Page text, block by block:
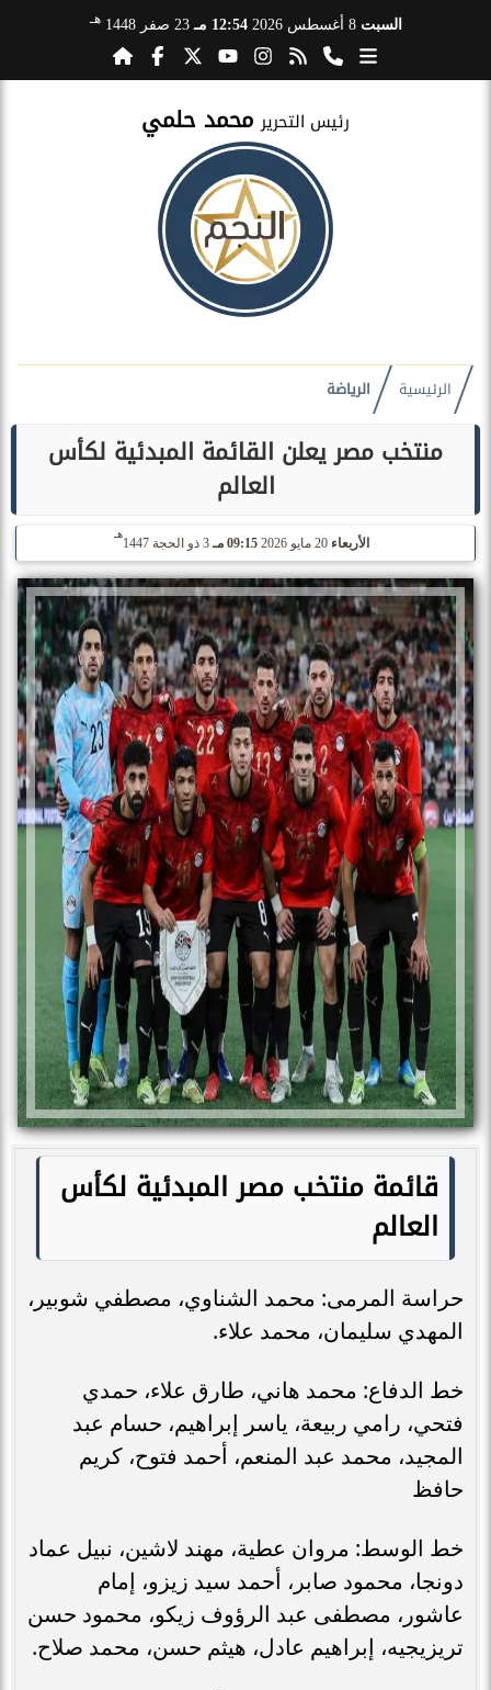
السبت 8 أغسطس 2026 12:54 مـ 23 صفر 1448 هـ
رئيس التحرير محمد حلمي
الرئيسية الرياضة
منتخب مصر يعلن القائمة المبدئية لكأس
العالم
الأربعاء 20 مايو 2026 09:15 مـ 3 ذو الحجة 1447
هـ
قائمة منتخب مصر المبدئية لكأس
العالم
حراسة المرمى: محمد الشناوي، مصطفي شوبير،
المهدي سليمان، محمد علاء.
خط الدفاع: محمد هاني، طارق علاء، حمدي
فتحي، رامي ربيعة، ياسر إبراهيم، حسام عبد
المجيد، محمد عبد المنعم، أحمد فتوح، كريم
حافظ
خط الوسط: مروان عطية، مهند لاشين، نبيل عماد
دونجا، محمود صابر، أحمد سيد زيزو، إمام
عاشور، مصطفى عبد الرؤوف زيكو، محمود حسن
تريزيجيه، إبراهيم عادل، هيثم حسن، محمد صلاح.